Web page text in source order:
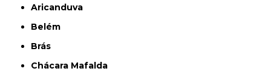
Aricanduva
Belém
Brás
Chácara Mafalda